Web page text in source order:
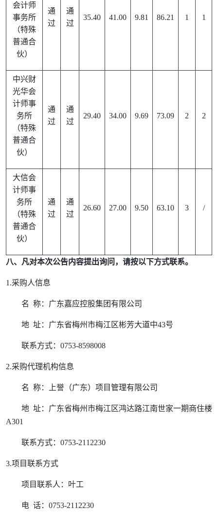
会计师
事务所
（特殊
普通合
伙）
通
过
通
过
35.40 41.00 9.81 86.21 1 1
中兴财
光华会
计师事
务所
（特殊
普通合
伙）
通
过
通
过
29.40 34.00 9.69 73.09 2 2
大信会
计师事
务所
（特殊
普通合
伙）
通
过
通
过
26.60 27.00 9.50 63.10 3 /
八、凡对本次公告内容提出询问，请按以下方式联系。
1.采购人信息
名 称：广东嘉应控股集团有限公司
地 址：广东省梅州市梅江区彬芳大道中43号
联系方式： 0753-8598008
2.采购代理机构信息
名 称：上誉（广东）项目管理有限公司
地 址：广东省梅州市梅江区鸿达路江南世家一期商住楼
A301
联系方式： 0753-2112230
3.项目联系方式
项目联系人：叶工
电 话： 0753-2112230